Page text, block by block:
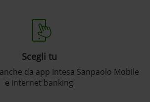
Scegli tu
da app Intesa Sanpaolo Mobile
e internet banking